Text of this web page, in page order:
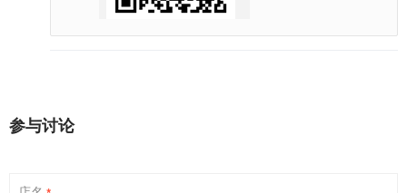
参与讨论